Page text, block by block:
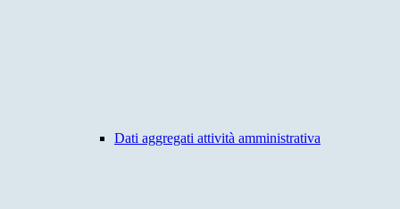
Dati aggregati attività amministrativa